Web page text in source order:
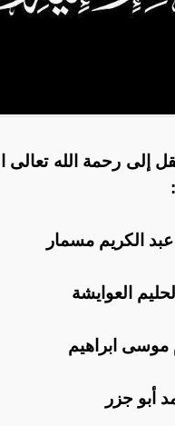
الكريم مسمار
العوايشة
ابراهيم
أبو جزر